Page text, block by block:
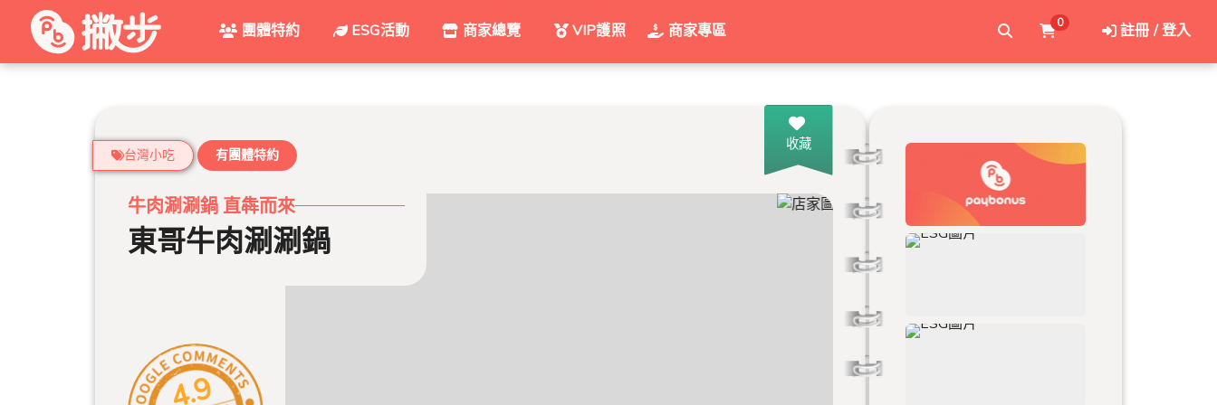
團體特約 ESG活動 商家總覽 VIP護照 商家專區 0 註冊 / 登入
收藏
台灣小吃 有團體特約
牛肉涮涮鍋 直犇而來
東哥牛肉涮涮鍋
4.9